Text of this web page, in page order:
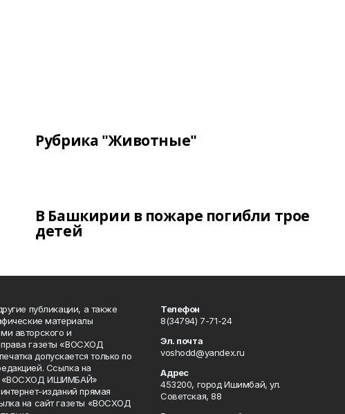
Рубрика "Животные"
В Башкирии в пожаре погибли трое
детей
публикации, а также
материалы
авторского и
права газеты «ВОСХОД
допускается только по
Ссылка на
«ВОСХОД ИШИМБАЙ»
изданий прямая
на сайт газеты «ВОСХОД
Телефон
8(34794) 7-71-24
Эл. почта
voshodd@yandex.ru
Адрес
453200, город Ишимбай, ул.
Советская, 88